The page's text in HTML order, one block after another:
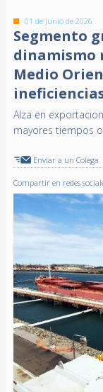
01 de Junio de 2026
Segmento
dinamismo
Medio
Alza en
mayores tiempos
Enviar a un Colega
Compartir en redes